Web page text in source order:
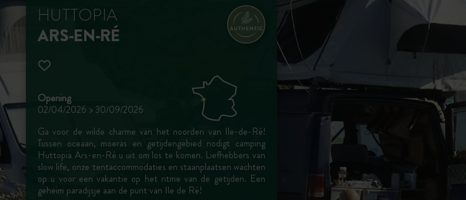
HUTTOPIA
ARS-EN-RÉ
Opening
02/04/2026 > 30/09/2026
Ga voor de wilde charme van het noorden van Ile-de-Ré!
Tussen oceaan, moeras en getijdengebied nodigt camping
Huttopia Ars-en-Ré u uit om los te komen. Liefhebbers van
slow life, onze tentaccommodaties en staanplaatsen wachten
op u voor een vakantie op het ritme van de getijden. Een
geheim paradijsje aan de punt van Ile de Ré!